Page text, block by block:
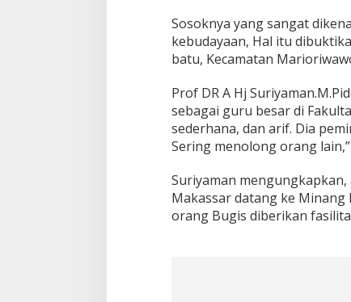
B
e
u
l
a
n
g
Sosoknya yang sangat
kebudayaan, Hal itu
batu, Kecamatan
Prof DR A Hj
sebagai guru besar di
sederhana, dan arif. Dia
Sering menolong orang
Suriyaman
Makassar datang ke Minang
orang Bugis diberikan